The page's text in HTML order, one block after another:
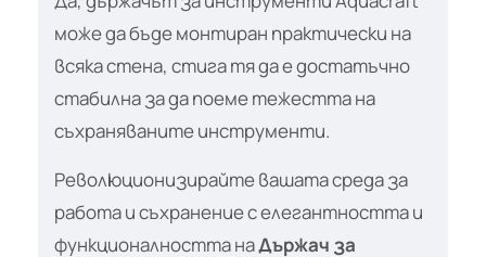
може да бъде монтиран практически на
всяка стена, стига тя да е достатъчно
стабилна за да поеме тежестта на
съхраняваните инструменти.
Революционизирайте вашата среда за
работа и съхранение с елегантността и
функционалността наДържач за